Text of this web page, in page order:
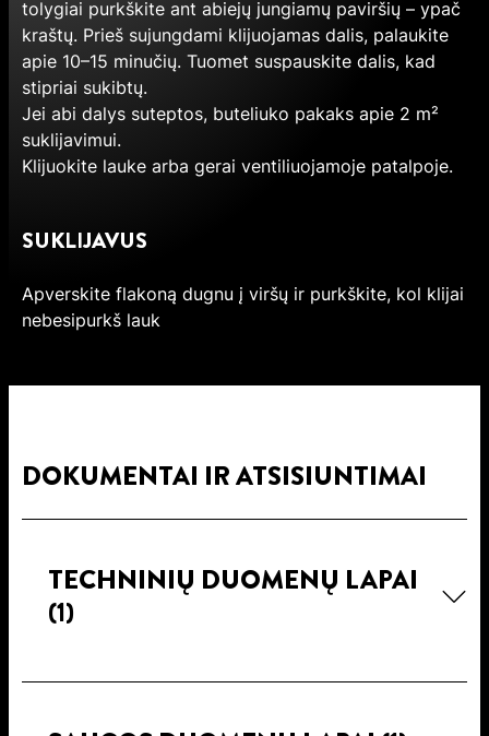
tolygiai purkškite ant abiejų jungiamų paviršių – ypač
kraštų. Prieš sujungdami klijuojamas dalis, palaukite
apie 10–15 minučių. Tuomet suspauskite dalis, kad
stipriai sukibtų.
Jei abi dalys suteptos, buteliuko pakaks apie 2 m²
suklijavimui.
Klijuokite lauke arba gerai ventiliuojamoje patalpoje.
SUKLIJAVUS
Apverskite flakoną dugnu į viršų ir purkškite, kol klijai
nebesipurkš lauk
DOKUMENTAI IR ATSISIUNTIMAI
TECHNINIŲ DUOMENŲ LAPAI
(1)